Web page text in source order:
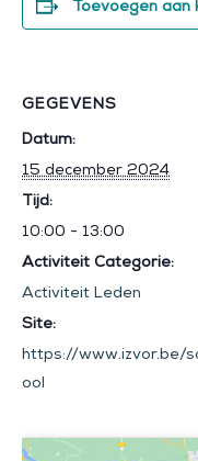
Toevoegen aan
GEGEVENS
Datum:
15 december 2024
Tijd:
10:00 - 13:00
Activiteit Categorie:
Activiteit Leden
Site:
https://www.izvor.be/
ool